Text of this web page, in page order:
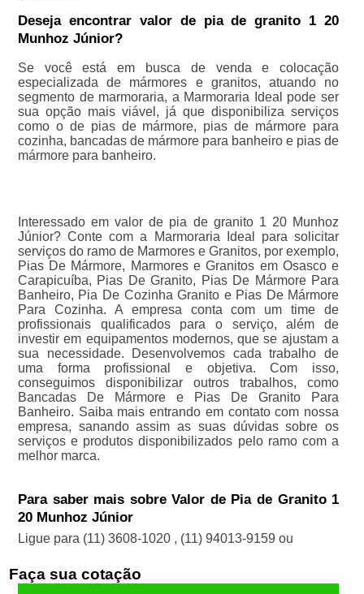
Deseja encontrar valor de pia de granito 1 20
Munhoz Júnior?
Se você está em busca de venda e colocação
especializada de mármores e granitos, atuando no
segmento de marmoraria, a Marmoraria Ideal pode ser
sua opção mais viável, já que disponibiliza serviços
como o de pias de mármore, pias de mármore para
cozinha, bancadas de mármore para banheiro e pias de
mármore para banheiro.
Interessado em valor de pia de granito 1 20 Munhoz
Júnior? Conte com a Marmoraria Ideal para solicitar
serviços do ramo de Marmores e Granitos, por exemplo,
Pias De Mármore, Marmores e Granitos em Osasco e
Carapicuíba, Pias De Granito, Pias De Mármore Para
Banheiro, Pia De Cozinha Granito e Pias De Mármore
Para Cozinha. A empresa conta com um time de
profissionais qualificados para o serviço, além de
investir em equipamentos modernos, que se ajustam a
sua necessidade. Desenvolvemos cada trabalho de
uma forma profissional e objetiva. Com isso,
conseguimos disponibilizar outros trabalhos, como
Bancadas De Mármore e Pias De Granito Para
Banheiro. Saiba mais entrando em contato com nossa
empresa, sanando assim as suas dúvidas sobre os
serviços e produtos disponibilizados pelo ramo com a
melhor marca.
Para saber mais sobre Valor de Pia de Granito 1
20 Munhoz Júnior
Ligue para (11) 3608-1020 , (11) 94013-9159 ou
Faça sua cotação